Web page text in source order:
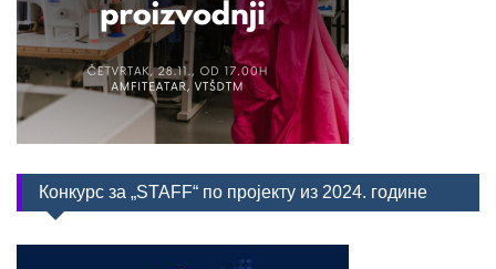
Конкурс за „STAFF“ по пројекту из 2024. године